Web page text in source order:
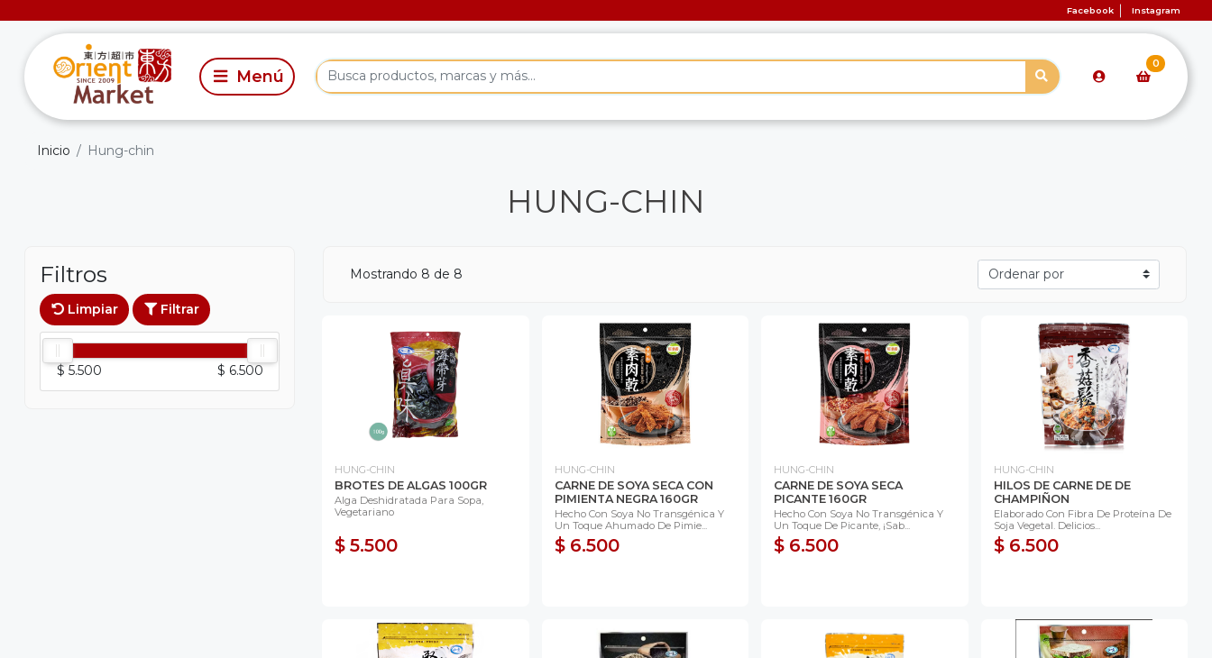
Facebook Instagram
0
Inicio Hung-chin
HUNG-CHIN
Filtros
Limpiar Filtrar
$ 5.500 $ 6.500
Mostrando 8 de 8
HUNG-CHIN
BROTES DE ALGAS 100GR
Alga Deshidratada Para Sopa,
Vegetariano
$ 5.500
HUNG-CHIN
CARNE DE SOYA SECA CON
PIMIENTA NEGRA 160GR
Hecho Con Soya No Transgénica Y
Un Toque Ahumado De Pimie...
$ 6.500
HUNG-CHIN
CARNE DE SOYA SECA
PICANTE 160GR
Hecho Con Soya No Transgénica Y
Un Toque De Picante, ¡sab...
$ 6.500
HUNG-CHIN
HILOS DE CARNE DE DE
CHAMPIÑON
Elaborado Con Fibra De Proteína De
Soja Vegetal. Delicios...
$ 6.500